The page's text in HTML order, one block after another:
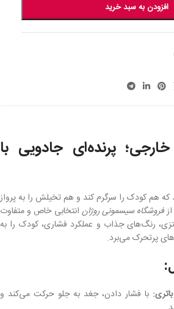
افزودن به سبد خرید
پرنده‌ای جادویی با
که هم کودک را سرگرم کند و هم تخیلش را به پرواز
فروشگاه سیسمونی روژان انتخابی خاص و متفاوت
رنگ‌های جذاب و عملکرد فشاری، کودک را به
پرتحرک می‌برد.
با فشار دادن، جغد به جلو حرکت می‌کند و